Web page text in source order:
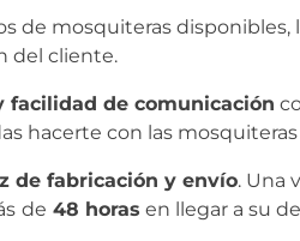
de mosquiteras disponibles,
del cliente.
facilidad de comunicación
hacerte con las
de fabricación y envío. Una
de 48 horas en llegar a su